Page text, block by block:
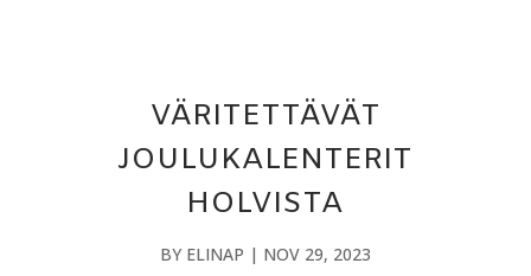
VÄRITETTÄVÄT
JOULUKALENTERIT
HOLVISTA
BY ELINAP | NOV 29, 2023